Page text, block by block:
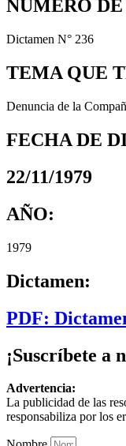
NÚMERO
Dictamen N° 236
TEMA QUE
Denuncia de la
FECHA DE
22/11/1979
AÑO:
1979
Dictamen:
PDF:
¡Suscríbete a
Advertencia:
La publicidad de las
responsabiliza por los